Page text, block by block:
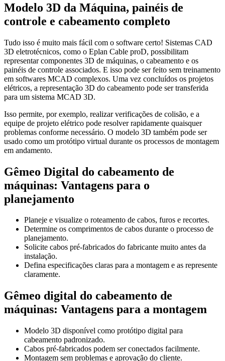
Modelo 3D da Máquina, painéis de
controle e cabeamento completo
Tudo isso é muito mais fácil com o software certo! Sistemas CAD
3D eletrotécnicos, como o Eplan Cable proD, possibilitam
representar componentes 3D de máquinas, o cabeamento e os
painéis de controle associados. E isso pode ser feito sem treinamento
em softwares MCAD complexos. Uma vez concluídos os projetos
elétricos, a representação 3D do cabeamento pode ser transferida
para um sistema MCAD 3D.
Isso permite, por exemplo, realizar verificações de colisão, e a
equipe de projeto elétrico pode resolver rapidamente quaisquer
problemas conforme necessário. O modelo 3D também pode ser
usado como um protótipo virtual durante os processos de montagem
em andamento.
Gêmeo Digital do cabeamento de
máquinas: Vantagens para o
planejamento
Planeje e visualize o roteamento de cabos, furos e recortes.
Determine os comprimentos de cabos durante o processo de
planejamento.
Solicite cabos pré-fabricados do fabricante muito antes da
instalação.
Defina especificações claras para a montagem e as represente
claramente.
Gêmeo digital do cabeamento de
máquinas: Vantagens para a montagem
Modelo 3D disponível como protótipo digital para
cabeamento padronizado.
Cabos pré-fabricados podem ser conectados facilmente.
Montagem sem problemas e aprovação do cliente.